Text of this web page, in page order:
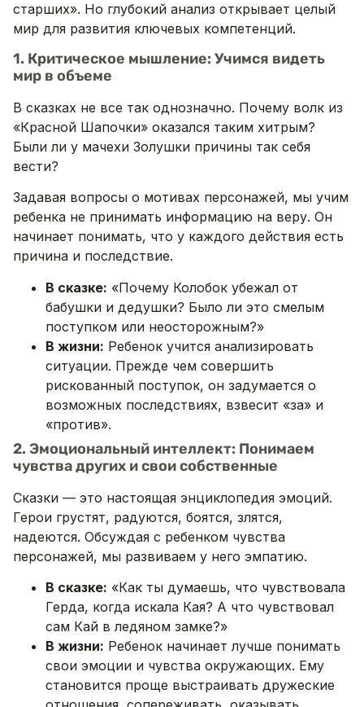
старших». Но глубокий анализ открывает целый
мир для развития ключевых компетенций.
1. Критическое мышление: Учимся видеть
мир в объеме
В сказках не все так однозначно. Почему волк из
«Красной Шапочки» оказался таким хитрым?
Были ли у мачехи Золушки причины так себя
вести?
Задавая вопросы о мотивах персонажей, мы учим
ребенка не принимать информацию на веру. Он
начинает понимать, что у каждого действия есть
причина и последствие.
В сказке: «Почему Колобок убежал от
бабушки и дедушки? Было ли это смелым
поступком или неосторожным?»
В жизни: Ребенок учится анализировать
ситуации. Прежде чем совершить
рискованный поступок, он задумается о
возможных последствиях, взвесит «за» и
«против».
2. Эмоциональный интеллект: Понимаем
чувства других и свои собственные
Сказки — это настоящая энциклопедия эмоций.
Герои грустят, радуются, боятся, злятся,
надеются. Обсуждая с ребенком чувства
персонажей, мы развиваем у него эмпатию.
В сказке: «Как ты думаешь, что чувствовала
Герда, когда искала Кая? А что чувствовал
сам Кай в ледяном замке?»
В жизни: Ребенок начинает лучше понимать
свои эмоции и чувства окружающих. Ему
становится проще выстраивать дружеские